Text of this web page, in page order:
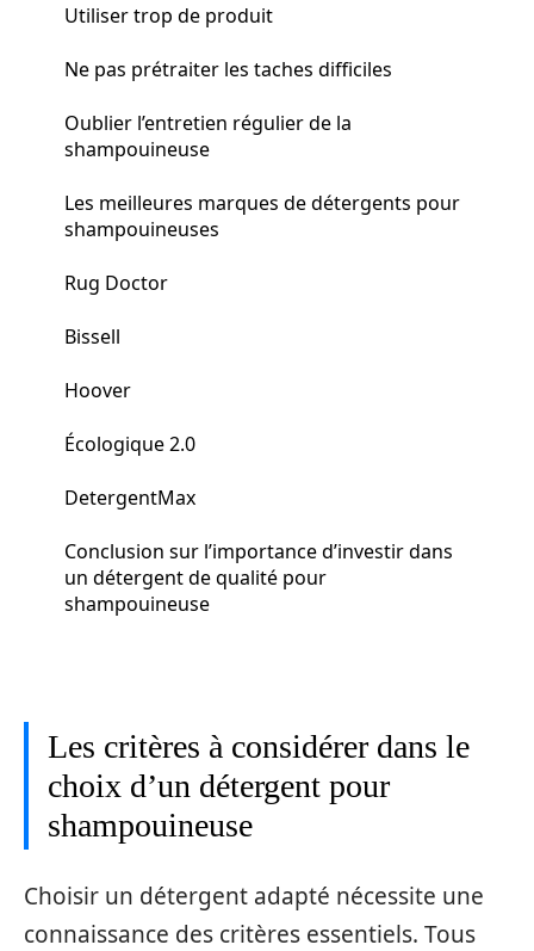
Utiliser trop de produit
Ne pas prétraiter les taches difficiles
Oublier l’entretien régulier de la
shampouineuse
Les meilleures marques de détergents pour
shampouineuses
Rug Doctor
Bissell
Hoover
Écologique 2.0
DetergentMax
Conclusion sur l’importance d’investir dans
un détergent de qualité pour
shampouineuse
Les critères à considérer dans le
choix d’un détergent pour
shampouineuse
Choisir un détergent adapté nécessite une
connaissance des critères essentiels. Tous